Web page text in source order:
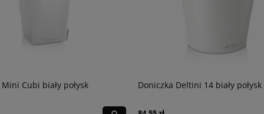
Cubi biały połysk Doniczka Deltini 14 biały połysk